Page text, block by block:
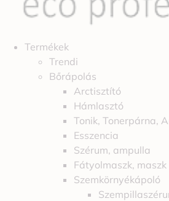
Termékek
Trendi
Bőrápolás
Arctisztító
Hámlasztó
Tonik, Tonerpárna,
Esszencia
Szérum, ampulla
Fátyolmaszk, maszk
Szemkörnyékápoló